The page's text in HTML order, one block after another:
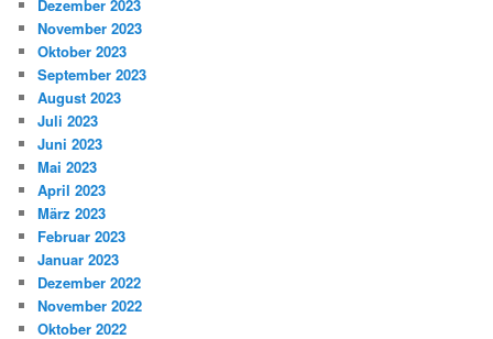
Dezember 2023
November 2023
Oktober 2023
September 2023
August 2023
Juli 2023
Juni 2023
Mai 2023
April 2023
März 2023
Februar 2023
Januar 2023
Dezember 2022
November 2022
Oktober 2022